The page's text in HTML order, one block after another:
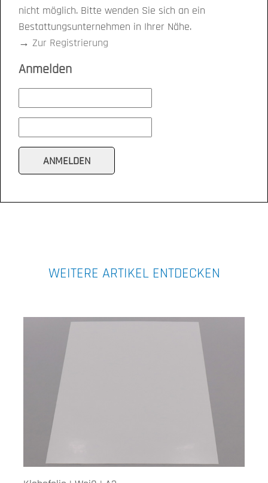
nicht möglich. Bitte wenden Sie sich an ein
Bestattungsunternehmen in Ihrer Nähe.
→ Zur Registrierung
Anmelden
WEITERE ARTIKEL ENTDECKEN